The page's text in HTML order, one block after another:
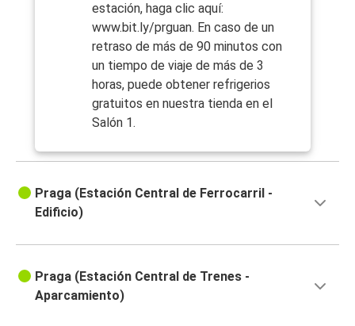
estación, haga clic aquí:
www.bit.ly/prguan. En caso de un
retraso de más de 90 minutos con
un tiempo de viaje de más de 3
horas, puede obtener refrigerios
gratuitos en nuestra tienda en el
Salón 1.
Praga (Estación Central de Ferrocarril -
Edificio)
Praga (Estación Central de Trenes -
Aparcamiento)